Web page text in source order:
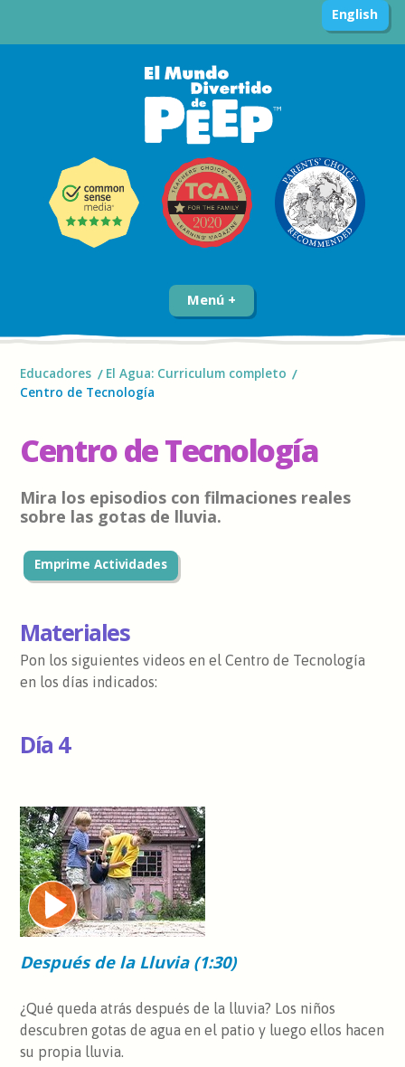
English
Menú
Educadores
El Agua: Curriculum completo
Centro de Tecnología
Centro de Tecnología
Mira los episodios con filmaciones reales
sobre las gotas de lluvia.
Emprime Actividades
Materiales
Pon los siguientes videos en el Centro de Tecnología
en los días indicados:
Día 4
Después de la Lluvia (1:30)
¿Qué queda atrás después de la lluvia? Los niños
descubren gotas de agua en el patio y luego ellos hacen
su propia lluvia.